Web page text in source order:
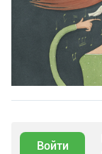
Войти